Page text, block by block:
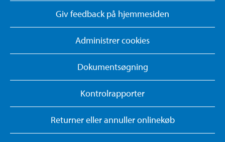
Giv feedback på hjemmesiden
Administrer cookies
Dokumentsøgning
Kontrolrapporter
Returner eller annuller onlinekøb